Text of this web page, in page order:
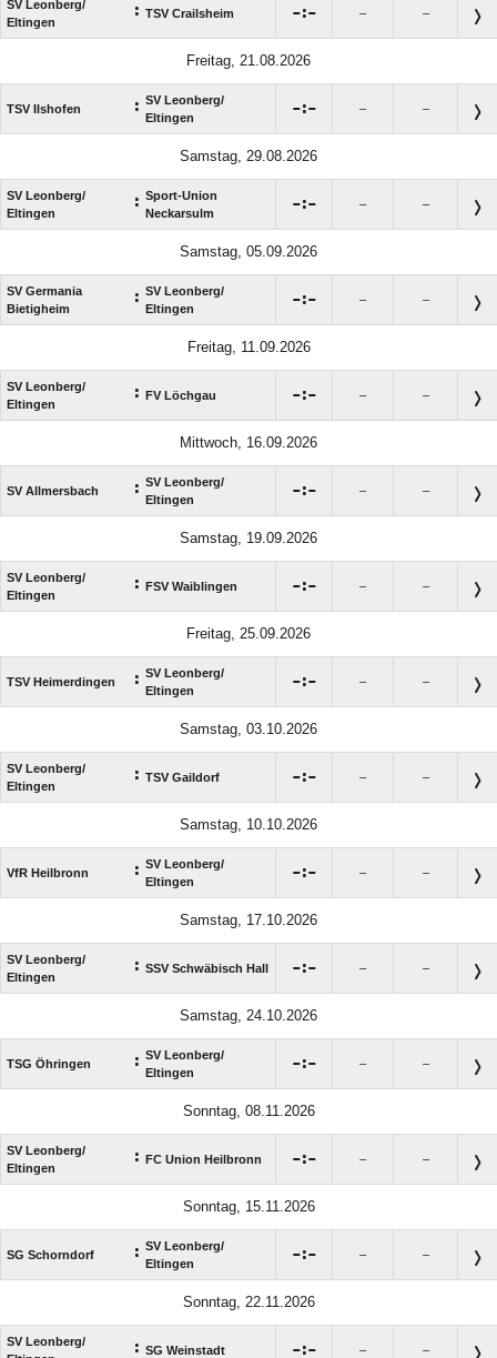
SV Leonberg/​
Eltingen
: TSV Crailsheim : – –
Freitag, 21.08.2026
TSV Ilshofen : SV Leonberg/​
Eltingen
: – –
Samstag, 29.08.2026
SV Leonberg/​
Eltingen
: Sport-Union
Neckarsulm
: – –
Samstag, 05.09.2026
SV Germania
Bietigheim
: SV Leonberg/​
Eltingen
: – –
Freitag, 11.09.2026
SV Leonberg/​
Eltingen
: FV Löchgau : – –
Mittwoch, 16.09.2026
SV Allmersbach : SV Leonberg/​
Eltingen
: – –
Samstag, 19.09.2026
SV Leonberg/​
Eltingen
: FSV Waiblingen : – –
Freitag, 25.09.2026
TSV Heimerdingen : SV Leonberg/​
Eltingen
: – –
Samstag, 03.10.2026
SV Leonberg/​
Eltingen
: TSV Gaildorf : – –
Samstag, 10.10.2026
VfR Heilbronn : SV Leonberg/​
Eltingen
: – –
Samstag, 17.10.2026
SV Leonberg/​
Eltingen
: SSV Schwäbisch Hall : – –
Samstag, 24.10.2026
TSG Öhringen : SV Leonberg/​
Eltingen
: – –
Sonntag, 08.11.2026
SV Leonberg/​
Eltingen
: FC Union Heilbronn : – –
Sonntag, 15.11.2026
SG Schorndorf : SV Leonberg/​
Eltingen
: – –
Sonntag, 22.11.2026
SV Leonberg/​
: SG Weinstadt : – –